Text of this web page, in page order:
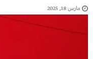
مارس 18, 2025